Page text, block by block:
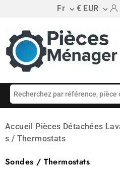
Fr  € EUR 
Accueil Pièces Détachées
S / Thermostats
Sondes / Thermostats